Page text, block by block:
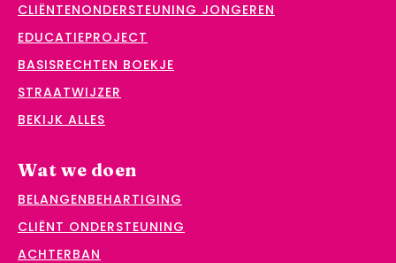
CLIËNTENONDERSTEUNING JONGEREN
EDUCATIEPROJECT
BASISRECHTEN BOEKJE
STRAATWIJZER
BEKIJK ALLES
Wat we doen
BELANGENBEHARTIGING
CLIËNT ONDERSTEUNING
ACHTERBAN